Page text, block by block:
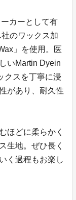
カーとして有
のワックス加
」を使用。医
いMartin Dyein
クスを丁寧に浸
があり、耐久性
ほどに柔らかく
生地。ぜひ長く
く過程もお楽し